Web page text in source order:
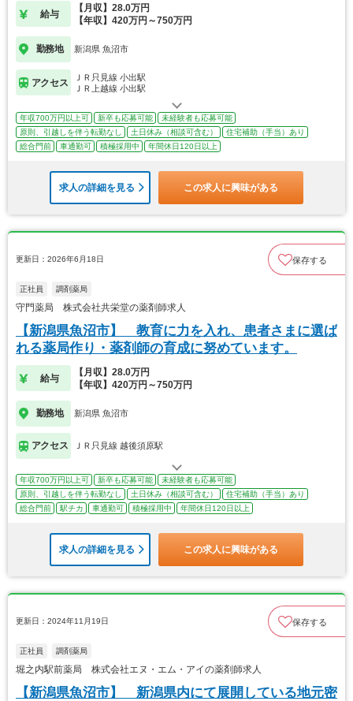
給与
【月収】28.0万円
【年収】420万円～750万円
勤務地 新潟県 魚沼市
アクセス
ＪＲ只見線 小出駅
ＪＲ上越線 小出駅
年収700万円以上可 新卒も応募可能
未経験者も応募可能
原則、引越しを伴う転勤なし
土日休み（相談可含む）
住宅補助（手当）あり
総合門前
車通勤可 積極採用中 年間休日120日以上
求人の詳細を見る この求人に興味がある
更新日：2026年6月18日 保存する
正社員 調剤薬局
守門薬局 株式会社共栄堂の薬剤師求人
【新潟県魚沼市】 教育に力を入れ、患者さまに選ば
れる薬局作り・薬剤師の育成に努めています。
給与
【月収】28.0万円
【年収】420万円～750万円
勤務地 新潟県 魚沼市
アクセス ＪＲ只見線 越後須原駅
年収700万円以上可 新卒も応募可能
未経験者も応募可能
原則、引越しを伴う転勤なし
土日休み（相談可含む）
住宅補助（手当）あり
総合門前
駅チカ 車通勤可 積極採用中 年間休日120日以上
求人の詳細を見る この求人に興味がある
更新日：2024年11月19日 保存する
正社員 調剤薬局
堀之内駅前薬局 株式会社エヌ・エム・アイの薬剤師求人
【新潟県魚沼市】 新潟県内にて展開している地元密